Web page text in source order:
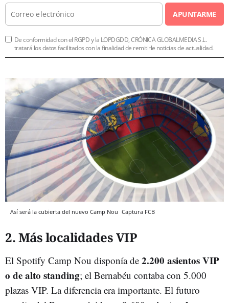
APUNTARME
De conformidad con el RGPD y la LOPDGDD, CRÓNICA GLOBALMEDIA S.L.
tratará los datos facilitados con la finalidad de remitirle noticias de actualidad.
Así será la cubierta del nuevo Camp Nou Captura FCB
2. Más localidades VIP
El Spotify Camp Nou disponía de 2.200 asientos VIP
o de alto standing; el Bernabéu contaba con 5.000
plazas VIP. La diferencia era importante. El futuro